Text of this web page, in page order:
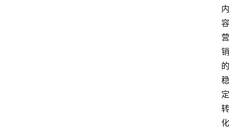
内
容
营
销
的
稳
定
转
化